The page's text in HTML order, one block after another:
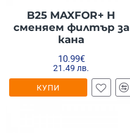
B25 MAXFOR+ H
сменяем филтър за
кана
10.99€
21.49 лв.
КУПИ